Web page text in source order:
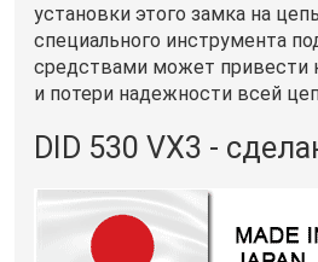
установки этого замка на
специального инструмента
средствами может привести
и потери надежности всей
DID 530 VX3 -